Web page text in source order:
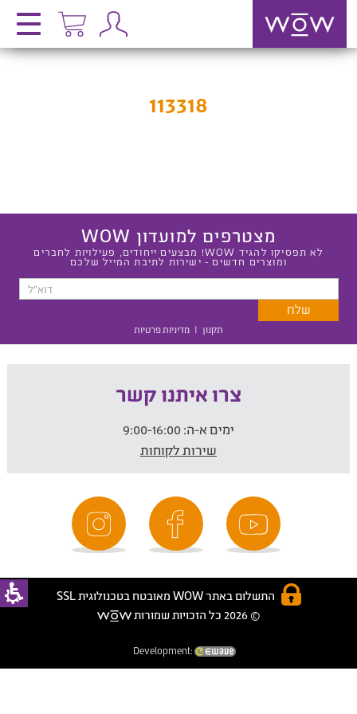
113318
מצטרפים למועדון WOW
לא תפסיקו להגיד WOW! מבצעים ייחודים, פעילויות לחברים
ומוצרים חדשים - ישירות לתיבת המייל שלכם
תקנון | מדיניות פרטיות
צרו איתנו קשר
ימים א-ה:
שירות לקוחות
התשלום באתר WOW מאובטח בטכנולוגית SSL
© 2026 כל הזכויות שמורות
Development: